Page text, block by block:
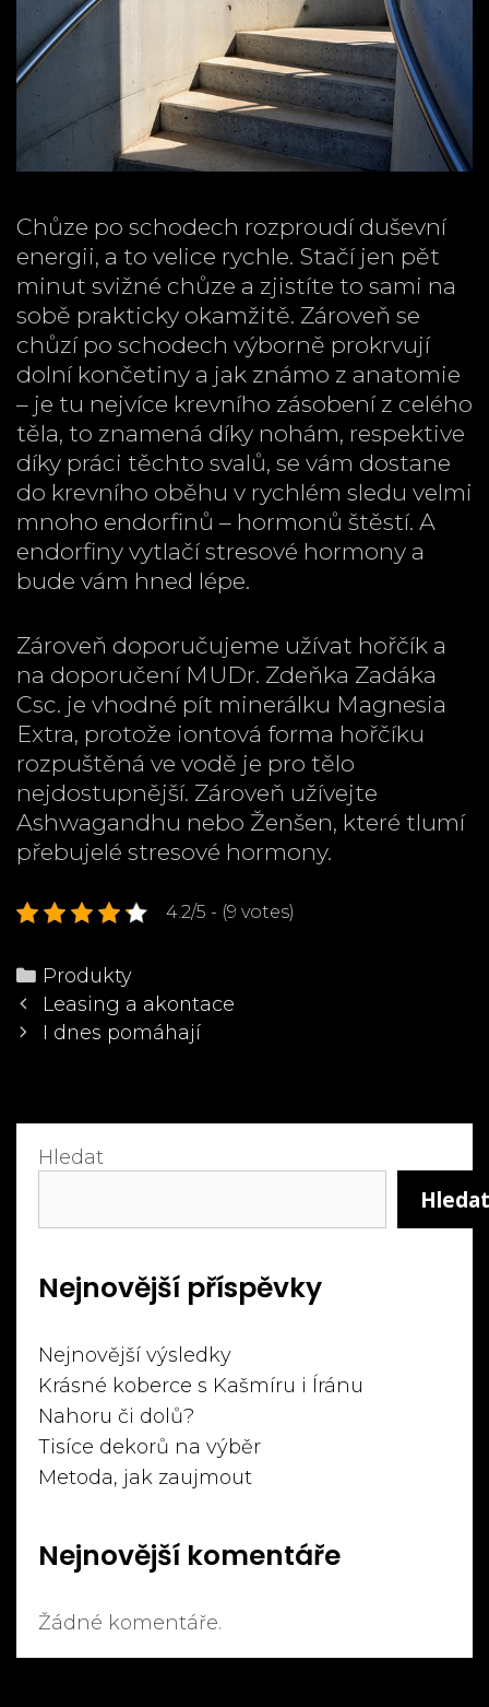
Chůze po schodech rozproudí duševní
energii, a to velice rychle. Stačí jen pět
minut svižné chůze a zjistíte to sami na
sobě prakticky okamžitě. Zároveň se
chůzí po schodech výborně prokrvují
dolní končetiny a jak známo z anatomie
– je tu nejvíce krevního zásobení z celého
těla, to znamená díky nohám, respektive
díky práci těchto svalů, se vám dostane
do krevního oběhu v rychlém sledu velmi
mnoho endorfinů – hormonů štěstí. A
endorfiny vytlačí stresové hormony a
bude vám hned lépe.
Zároveň doporučujeme užívat hořčík a
na doporučení MUDr. Zdeňka Zadáka
Csc. je vhodné pít minerálku Magnesia
Extra, protože iontová forma hořčíku
rozpuštěná ve vodě je pro tělo
nejdostupnější. Zároveň užívejte
Ashwagandhu nebo Ženšen, které tlumí
přebujelé stresové hormony.
4.2/5 - (9 votes)
Categories
Produkty
Post
navigation
Leasing a akontace
I dnes pomáhají
Hledat
Hledat
Nejnovější příspěvky
Nejnovější výsledky
Krásné koberce s Kašmíru i Íránu
Nahoru či dolů?
Tisíce dekorů na výběr
Metoda, jak zaujmout
Nejnovější komentáře
Žádné komentáře.